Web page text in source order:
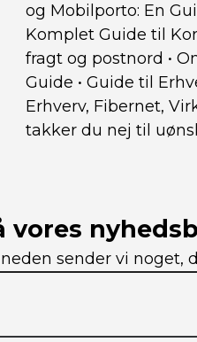
og Mobilporto: En
Komplet Guide til
fragt og postnord •
Guide • Guide til
Erhverv, Fibernet,
takker du nej til
vores
sender vi noget,